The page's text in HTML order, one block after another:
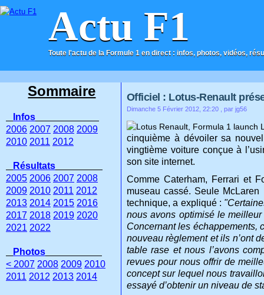
Actu F1
Toute l'actu de la Formule 1 en direct : infos, photos, vidéos,
ACCUEIL CONTACT
Officiel : Lotus-Renault
Dimanche 5 Février 2012, 22:20 , par jg56
cinquième à dévoiler sa
vingtième voiture conçue à
son site internet.
Comme Caterham, Ferrari et
museau cassé. Seule
technique, a expliqué :
nous avons optimisé le
Concernant les échappements,
nouveau règlement et ils n’ont
table rase et nous l’avons
revues pour nous offrir de
concept sur lequel nous
essayé d’obtenir un niveau de
Sommaire
Infos
2006 2007 2008 2009
2010 2011 2012
Résultats
2005 2006 2007 2008
2009 2010 2011 2012
2013 2014 2015 2016
2017 2018 2019 2020
2021 2022
Photos
< 2007 2008 2009 2010
2011 2012 2013 2014